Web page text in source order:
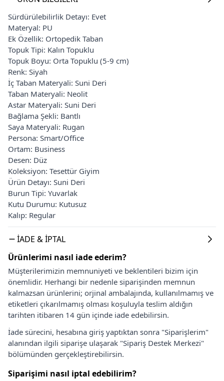
Sürdürülebilirlik Detayı: Evet
Materyal: PU
Ek Özellik: Ortopedik Taban
Topuk Tipi: Kalın Topuklu
Topuk Boyu: Orta Topuklu (5-9 cm)
Renk: Siyah
İç Taban Materyali: Suni Deri
Taban Materyali: Neolit
Astar Materyali: Suni Deri
Bağlama Şekli: Bantlı
Saya Materyali: Rugan
Persona: Smart/Office
Ortam: Business
Desen: Düz
Koleksiyon: Tesettür Giyim
Ürün Detayı: Suni Deri
Burun Tipi: Yuvarlak
Kutu Durumu: Kutusuz
Kalıp: Regular
İADE & İPTAL
Ürünlerimi nasıl iade ederim?
Müşterilerimizin memnuniyeti ve beklentileri bizim için
önemlidir. Herhangi bir nedenle siparişinden memnun
kalmazsan ürünlerini; orjinal ambalajında, kullanılmamış ve
etiketleri çıkarılmamış olması koşuluyla teslim aldığın
tarihten itibaren 14 gün içinde iade edebilirsin.
İade sürecini, hesabına giriş yaptıktan sonra "Siparişlerim"
alanından ilgili siparişe ulaşarak "Sipariş Destek Merkezi"
bölümünden gerçekleştirebilirsin.
Siparişimi nasıl iptal edebilirim?